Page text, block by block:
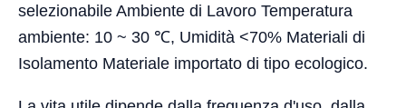
selezionabile Ambiente di Lavoro Temperatura
ambiente: 10 ~ 30 ℃, Umidità <70% Materiali di
Isolamento Materiale importato di tipo ecologico.